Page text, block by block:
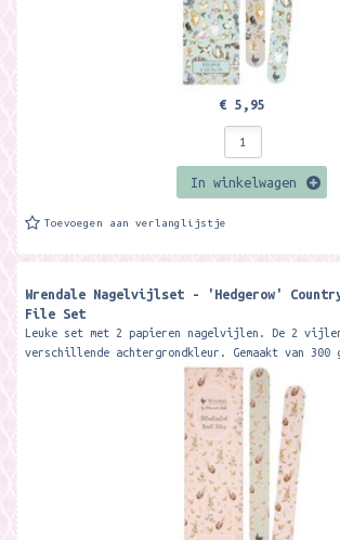
€ 5,95
In winkelwagen
Toevoegen aan verlanglijstje
Wrendale Nagelvijlset - 'Hedgerow'
File Set
Leuke set met 2 papieren nagelvijlen. De 2
verschillende achtergrondkleur. Gemaakt van 300